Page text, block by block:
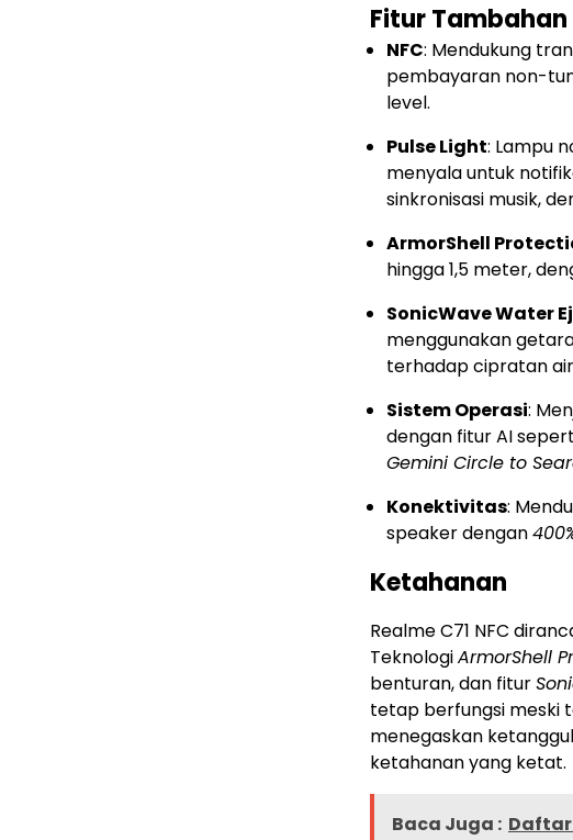
Fitur Tambahan
NFC: Mendukung
pembayaran non-
level.
Pulse Light: Lampu
menyala untuk
sinkronisasi musik,
ArmorShell
hingga 1,5 meter,
SonicWave Water
menggunakan
terhadap cipratan
Sistem Operasi:
dengan fitur AI
Gemini Circle to
Konektivitas:
speaker dengan
Ketahanan
Realme C71 NFC
TeknologiArmorShell
benturan, dan fitur
tetap berfungsi meski
menegaskan
ketahanan yang ketat.
Baca Juga : Daftar